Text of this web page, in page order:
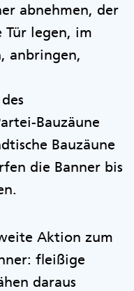
abnehmen, der
legen, im
anbringen,
Bauzäune
Bauzäune
die Banner bis
Aktion zum
fleißige
daraus